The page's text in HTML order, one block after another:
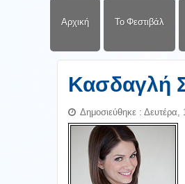
Αρχική Το Φεστιβάλ
Κασδαγλή
Δημοσιεύθηκε : Δευτέρα,